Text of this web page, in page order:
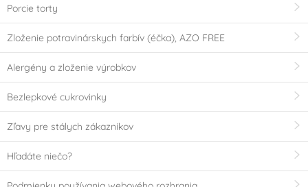
Porcie torty
Zloženie potravinárskych farbív (éčka), AZO FREE
Alergény a zloženie výrobkov
Bezlepkové cukrovinky
Zľavy pre stálych zákazníkov
Hľadáte niečo?